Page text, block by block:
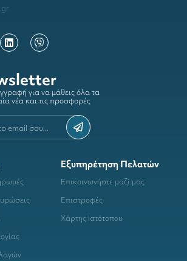
για να μάθεις όλα τα
νέα και τις προσφορές
Εξυπηρέτηση Πελατών
Επικοινωνήστε μαζί μας
Επιστροφές
Χάρτης Ιστότοπου